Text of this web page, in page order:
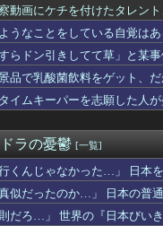
を超えてしまう
財務省敗北 首相の不信根
Venus Returns』8月27日に
、１大学に年間５０００万
ーランドボール】
業、社名を「プチプチ株式
ブさんの容態は？」看護師
手、90年代の映画スターか
配信した結果…麻薬カルテル
で相手役俳優の手を取りお
ン、凄いｗｗｗｗｗｗｗｗｗ
ふれた普通の美少女になる
たこと重く受け止める」広
動画にケチを付けたタレン
うなことをしている自覚は
すらドン引きしてて草」と
品で乳酸菌飲料をゲット、
イムキーパーを志願した人
ラの憂鬱 [一覧]
くんじゃなかった…」 日本
似だったのか…」 日本の普
だろ…」 世界の『日本びい